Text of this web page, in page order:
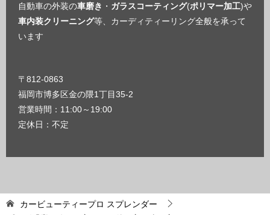
自動車の外装の車磨き ・ ガラスコーティング(ポリマー加工)や
車内装クリーニング等、カーディティーリング全般を承って
います
〒812-0863
福岡市博多区金の隈1丁目35-2
営業時間：11:00～19:00
定休日：不定
カービューティープロ スプレンダー